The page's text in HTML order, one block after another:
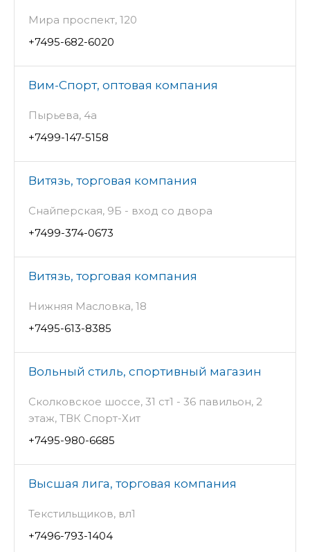
Мира проспект, 120
+7495-682-6020
Вим-Спорт, оптовая компания
Пырьева, 4а
+7499-147-5158
Витязь, торговая компания
Снайперская, 9Б - вход со двора
+7499-374-0673
Витязь, торговая компания
Нижняя Масловка, 18
+7495-613-8385
Вольный стиль, спортивный магазин
Сколковское шоссе, 31 ст1 - 36 павильон, 2
этаж, ТВК Спорт-Хит
+7495-980-6685
Высшая лига, торговая компания
Текстильщиков, вл1
+7496-793-1404